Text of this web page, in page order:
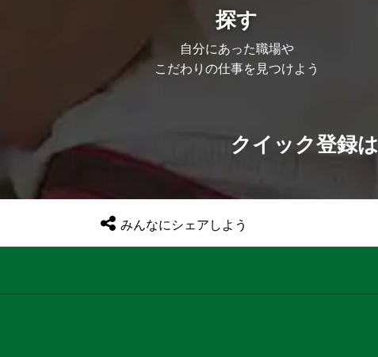
探す
自分にあった職場や
こだわりの仕事を見つけよう
クイック登録は
みんなにシェアしよう